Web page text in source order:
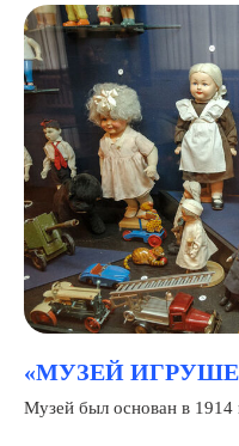
«МУЗЕЙ
Музей был основан в 1914